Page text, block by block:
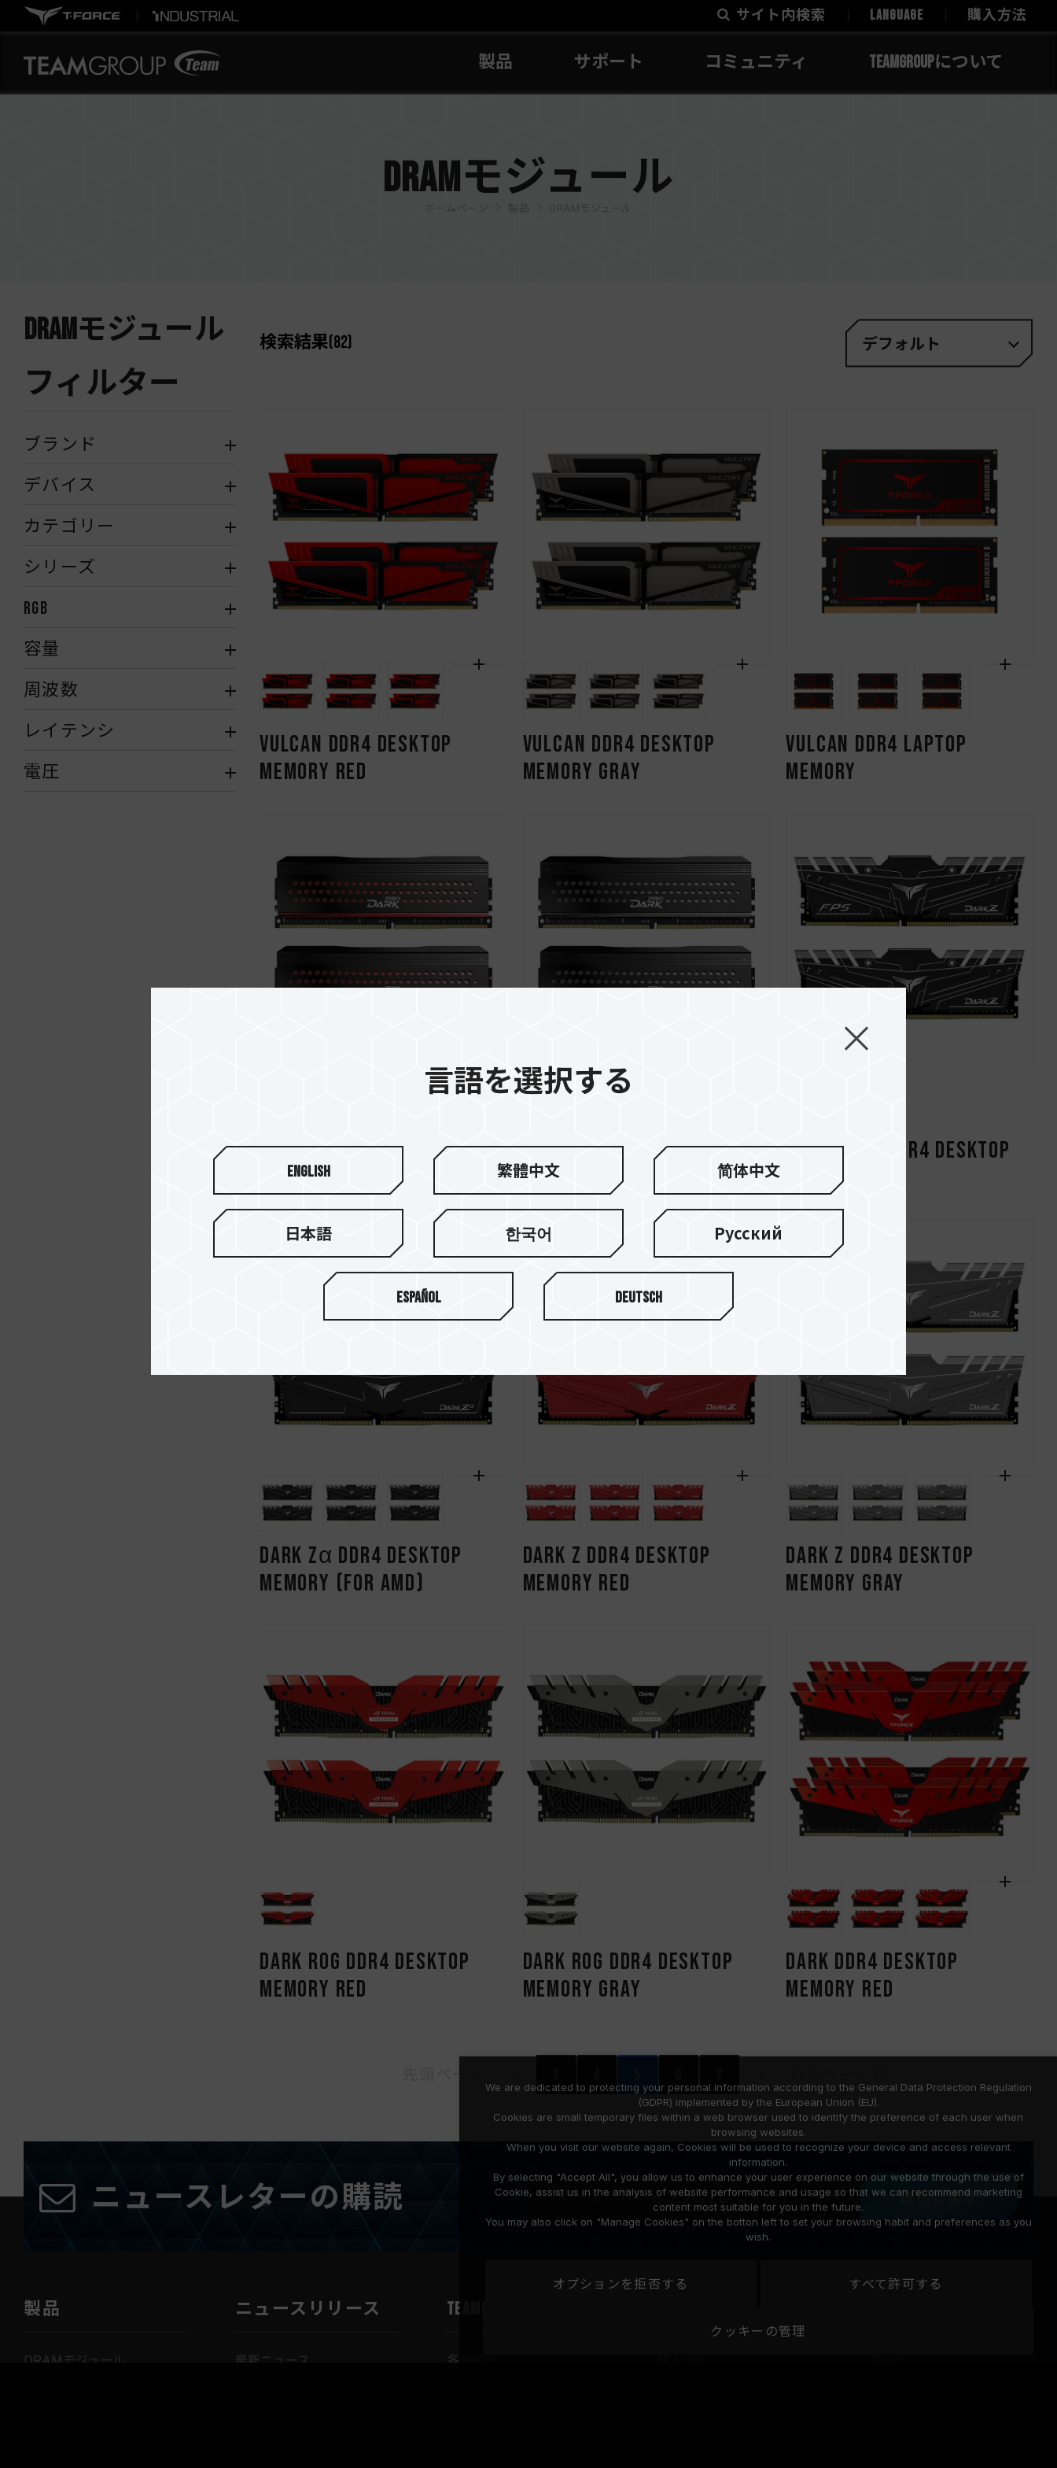
サイト内検索 LANGUAGE 購入方法
製品 サポート コミュニティ TEAMGROUPについて
DRAMモジュール
ホームページ 製品 DRAMモジュール
DRAMモジュール
フィルター
ブランド
デバイス
カテゴリー
シリーズ
RGB
容量
周波数
レイテンシ
電圧
検索結果(82) デフォルト
VULCAN DDR4 DESKTOP
MEMORY RED
VULCAN DDR4 DESKTOP
MEMORY GRAY
VULCAN DDR4 LAPTOP
MEMORY
DARK PRO DDR4 DESKTOP
MEMORY RED
DARK PRO DDR4 DESKTOP
MEMORY GRAY
DARK Z FPS DDR4 DESKTOP
MEMORY
DARK Zα DDR4 DESKTOP
MEMORY (FOR AMD)
DARK Z DDR4 DESKTOP
MEMORY RED
DARK Z DDR4 DESKTOP
MEMORY GRAY
DARK ROG DDR4 DESKTOP
MEMORY RED
DARK ROG DDR4 DESKTOP
MEMORY GRAY
DARK DDR4 DESKTOP
MEMORY RED
ニュースレターの購読 送信します
製品
DRAMモジュール
ニュースリリース
最新ニュース
TEAMGROUPについて
各事業所
言語を選択する
English 繁體中文 简体中文
日本語 한국어 Русский
Español Deutsch
We are dedicated to protecting your personal information according to the General Data Protection Regulation
(GDPR) implemented by the European Union (EU).
Cookies are small temporary files within a web browser used to identify the preference of each user when
browsing websites.
When you visit our website again, Cookies will be used to recognize your device and access relevant
information.
By selecting "Accept All", you allow us to enhance your user experience on our website through the use of
Cookie, assist us in the analysis of website performance and usage so that we can recommend marketing
content most suitable for you in the future.
You may also click on "Manage Cookies" on the botton left to set your browsing habit and preferences as you
wish.
オプションを拒否する すべて許可する
クッキーの管理